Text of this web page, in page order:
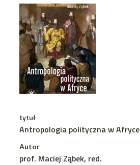
tytuł
Antropologia polityczna w Afryce
Autor
prof. Maciej Ząbek, red.